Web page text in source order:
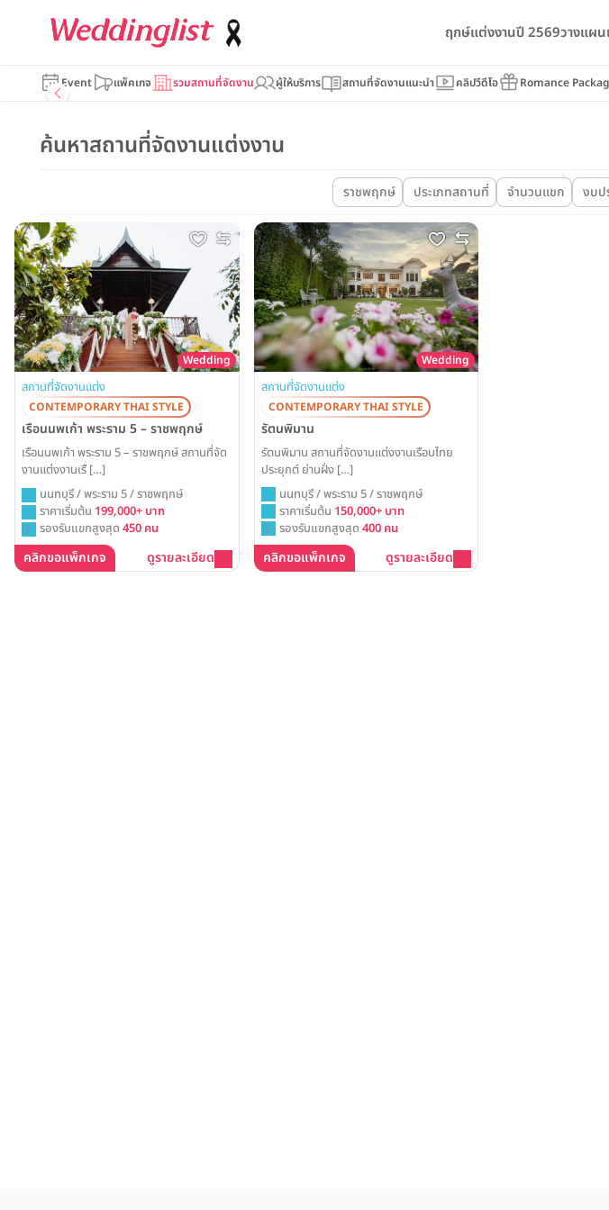
ฤกษ์แต่งงานปี 2569วางแผ
Event แพ็คเกจ รวมสถานที่จัดงาน ผู้ให้บริการ สถานที่จัดงานแนะนำ คลิปวีดีโอ Romance
ค้นหาสถานที่จัดงานแต่งงาน
ราชพฤกษ์ ประเภทสถานที่ จำนวนแขก งบป
Wedding
สถานที่จัดงานแต่ง
CONTEMPORARY THAI STYLE
เรือนนพเก้า พระราม 5 – ราชพฤกษ์
เรือนนพเก้า พระราม 5 – ราชพฤกษ์ สถานที่จัด
งานแต่งงานเรื […]
นนทบุรี / พระราม 5 / ราชพฤกษ์
ราคาเริ่มต้น 199,000+ บาท
รองรับแขกสูงสุด 450 คน
คลิกขอแพ็กเกจ ดูรายละเอียด
Wedding
สถานที่จัดงานแต่ง
CONTEMPORARY THAI STYLE
รัตนพิมาน
รัตนพิมาน สถานที่จัดงานแต่งงานเรือนไทย
ประยุกต์ ย่านฝั่ง […]
นนทบุรี / พระราม 5 / ราชพฤกษ์
ราคาเริ่มต้น 150,000+ บาท
รองรับแขกสูงสุด 400 คน
คลิกขอแพ็กเกจ ดูรายละเอียด